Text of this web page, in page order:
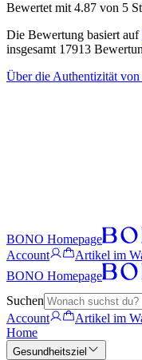
Bewertet mit 4.87 von 5
Die Bewertung basiert auf
insgesamt 17913
Über die Authentizität
BONO Homepage
Account
Artikel im
BONO Homepage
Suchen
Account
Artikel im
Home
Gesundheitsziel